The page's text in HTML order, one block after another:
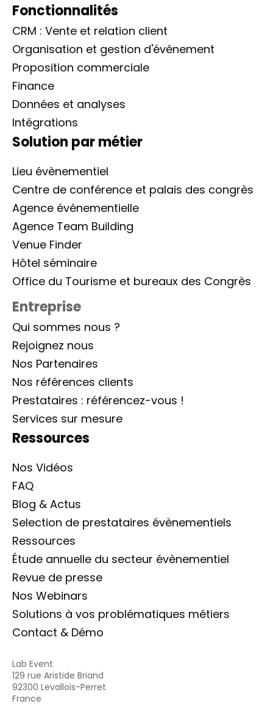
Fonctionnalités
CRM : Vente et relation client
Organisation et gestion d'événement
Proposition commerciale
Finance
Données et analyses
Intégrations
Solution par métier
Lieu évènementiel
Centre de conférence et palais des congrès
Agence événementielle
Agence Team Building
Venue Finder
Hôtel séminaire
Office du Tourisme et bureaux des Congrès
Entreprise
Qui sommes nous ?
Rejoignez nous
Nos Partenaires
Nos références clients
Prestataires : référencez-vous !
Services sur mesure
Ressources
Nos Vidéos
FAQ
Blog & Actus
Selection de prestataires évènementiels
Ressources
Étude annuelle du secteur évènementiel
Revue de presse
Nos Webinars
Solutions à vos problématiques métiers
Contact & Démo
Lab Event
129 rue Aristide Briand
92300 Levallois-Perret
France